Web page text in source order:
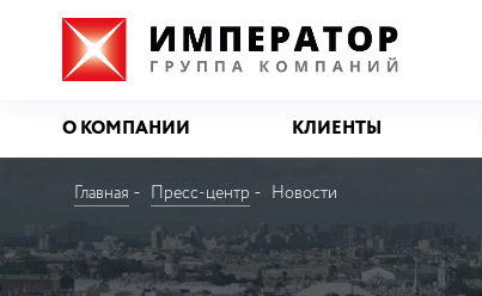
О КОМПАНИИ КЛИЕНТЫ
Главная Пресс-центр Новости